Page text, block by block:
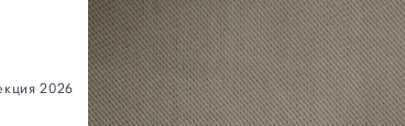
2026